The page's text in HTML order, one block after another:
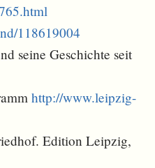
118619004
seine Geschichte seit
http://www.leipzig-
Edition Leipzig,